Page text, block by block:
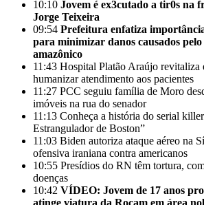
10:10 Jovem é ex3cutado a tir0s na
Jorge Teixeira
09:54 Prefeitura enfatiza
para minimizar danos causados
amazônico
11:43 Hospital Platão Araújo revitaliza
humanizar atendimento aos pacientes
11:27 PCC seguiu família de Moro
imóveis na rua do senador
11:13 Conheça a história do serial
Estrangulador de Boston”
11:03 Biden autoriza ataque aéreo na
ofensiva iraniana contra americanos
10:55 Presídios do RN têm tortura,
doenças
10:42 VÍDEO: Jovem de 17 anos
atinge viatura da Rocam em área